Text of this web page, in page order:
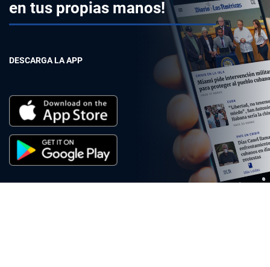
en tus propias manos!
DESCARGA LA APP